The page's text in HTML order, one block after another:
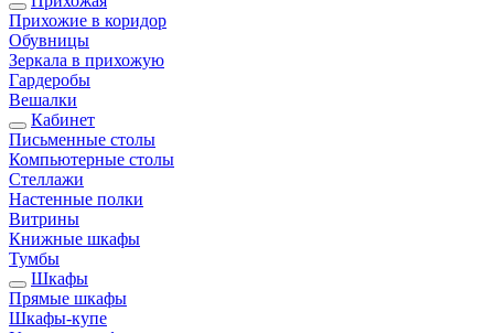
Прихожие в коридор
Обувницы
Зеркала в прихожую
Гардеробы
Вешалки
Кабинет
Письменные столы
Компьютерные столы
Стеллажи
Настенные полки
Витрины
Книжные шкафы
Тумбы
Шкафы
Прямые шкафы
Шкафы-купе